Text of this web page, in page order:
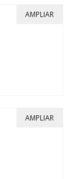
AMPLIAR
AMPLIAR